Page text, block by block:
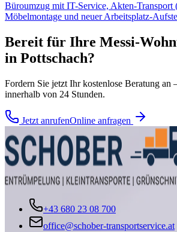
Büroumzug mit IT-Service, Akten-
Möbelmontage und neuer Arbeitsplatz-
Bereit für Ihre Messi-
in Pottschach?
Fordern Sie jetzt Ihr kostenlose Beratung an
innerhalb von 24 Stunden.
Jetzt anrufenOnline anfragen
+43 680 23 08 700
office@schober-transportservice.at